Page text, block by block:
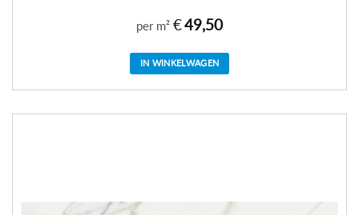
per m² €49,50
IN WINKELWAGEN